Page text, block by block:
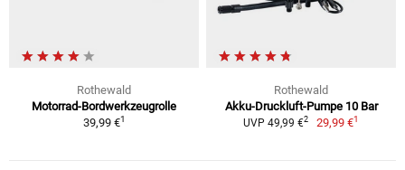
Rothewald
Motorrad-Bordwerkzeugrolle
39,99 €1
Rothewald
Akku-Druckluft-Pumpe 10 Bar
UVP 49,99 €2 29,99 €1